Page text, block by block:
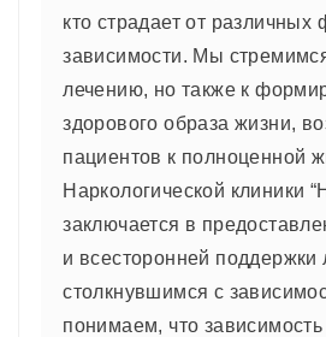
кто страдает от различных
зависимости. Мы
лечению, но также к
здорового образа жизни,
пациентов к полноценной
Наркологической клиники
заключается в
и всесторонней поддержки
столкнувшимся с
понимаем, что